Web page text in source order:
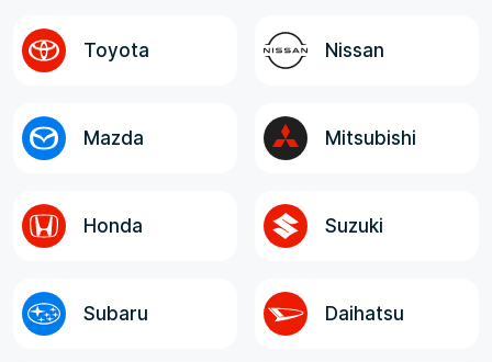
логистов и экспедитора. Все
ответственные лица, в целом, отзывчивые,
Toyota Nissan
Mazda Mitsubishi
Honda Suzuki
Subaru Daihatsu